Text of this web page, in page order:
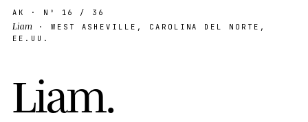
AK · Nº 16 / 36
Liam · WEST ASHEVILLE, CAROLINA DEL NORTE,
EE.UU.
Liam.